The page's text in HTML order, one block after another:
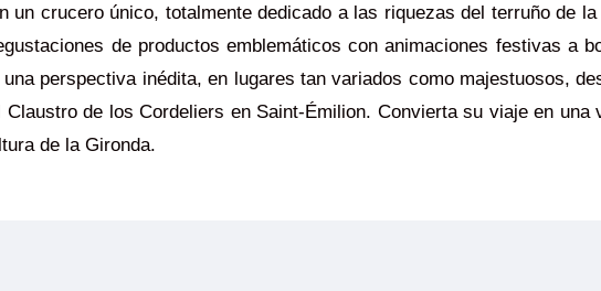
un crucero único, totalmente dedicado a las riquezas del terruño de
de productos emblemáticos con animaciones festivas a
perspectiva inédita, en lugares tan variados como majestuosos,
Claustro de los Cordeliers en Saint-Émilion. Convierta su viaje en
de la Gironda.